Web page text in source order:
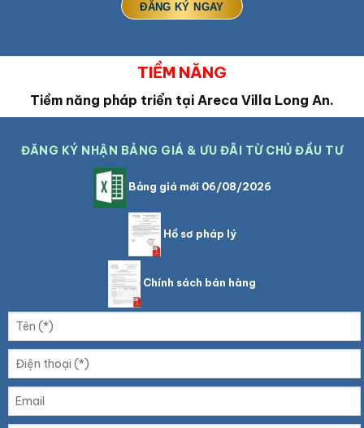
TIỀM NĂNG
Tiềm năng pháp triển tại Areca Villa Long An.
ĐĂNG KÝ NHẬN BẢNG GIÁ & ƯU ĐÃI TỪ CHỦ ĐẦU TƯ
Bảng giá mới 06/08/2026
Hồ sơ pháp lý
Chính sách bán hàng